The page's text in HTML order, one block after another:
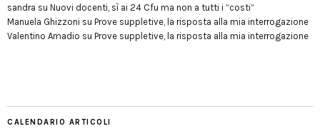
sandra su Nuovi docenti, sì ai 24 Cfu ma non a tutti i “costi”
Manuela Ghizzoni su Prove suppletive, la risposta alla mia interrogazione
Valentino Amadio su Prove suppletive, la risposta alla mia interrogazione
CALENDARIO ARTICOLI